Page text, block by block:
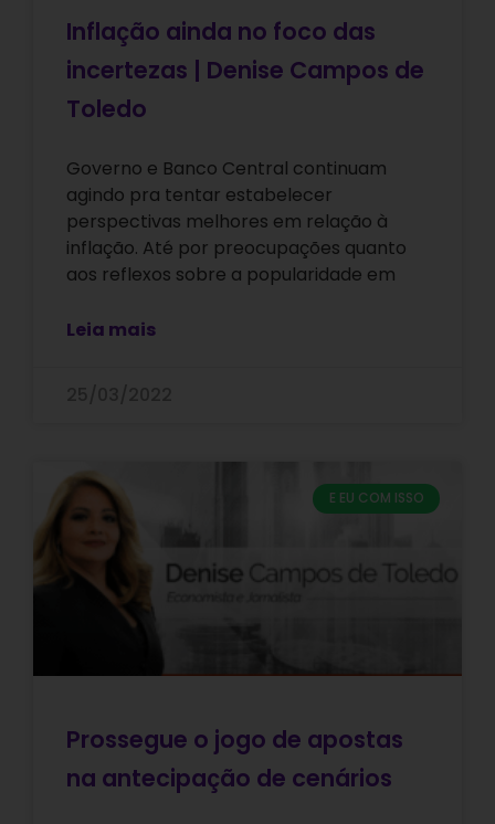
Inflação ainda no foco das
incertezas | Denise Campos de
Toledo
Governo e Banco Central continuam
agindo pra tentar estabelecer
perspectivas melhores em relação à
inflação. Até por preocupações quanto
aos reflexos sobre a popularidade em
Leia mais
E EU COM ISSO
Prossegue o jogo de apostas
na antecipação de cenários